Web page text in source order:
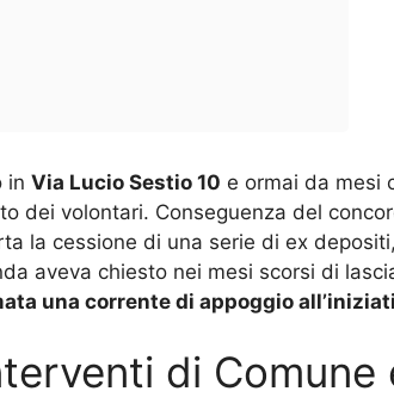
in Via Lucio Sestio 10 e ormai da mesi
dei volontari. Conseguenza del
la cessione di una serie di ex
aveva chiesto nei mesi scorsi di
una corrente di appoggio
di Comune